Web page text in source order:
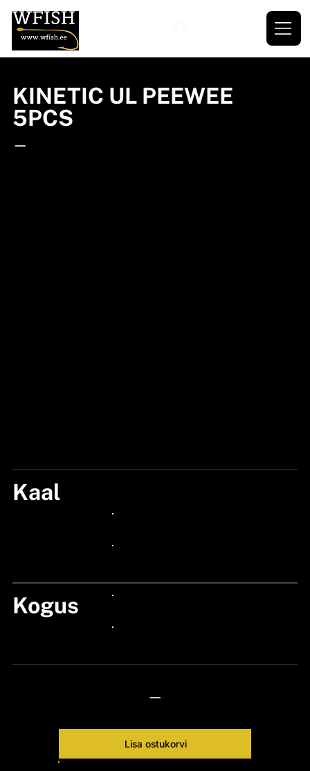
Kaal
Kogus
—
Lisa ostukorvi
KINETIC UL PEEWEE
5PCS
—